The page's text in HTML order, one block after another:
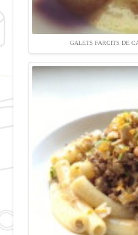
GALETS FARCITS DE